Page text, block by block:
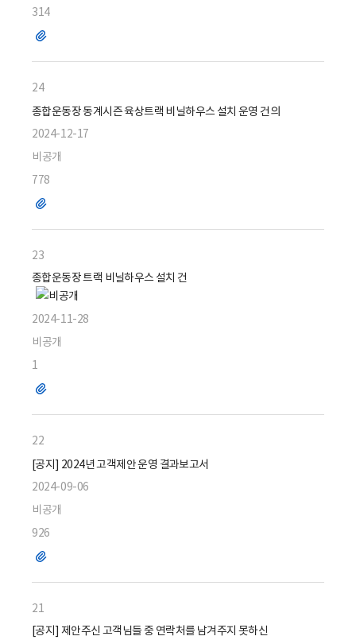
314
파
24
종합운동장 동계시즌 육상트랙 비닐하우스 설치 운영 건의
2024-12-17
비공개
778
파
23
종합운동장 트랙 비닐하우스 설치 건
2024-11-28
비공개
1
파
22
[공지] 2024년 고객제안 운영 결과보고서
2024-09-06
비공개
926
파
21
[공지] 제안주신 고객님들 중 연락처를 남겨주지 못하신